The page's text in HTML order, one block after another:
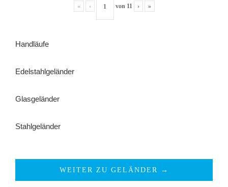
« ‹ von 11 › »
Handläufe
Edelstahlgeländer
Glasgeländer
Stahlgeländer
WEITER ZU GELÄNDER →